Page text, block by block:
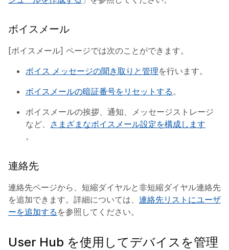
ボイスメール
[ボイスメール] ページでは次のことができます。
ボイス メッセージの聞き取りと管理を行います。
ボイスメールの暗証番号をリセットする。
ボイスメールの挨拶、通知、メッセージストレージ
など、 さまざまなボイスメール設定を構成します
。
連絡先
連絡先ページから、短縮ダイヤルと非短縮ダイヤル連絡先
を追加できます。詳細については、 連絡先リストにユーザ
ーを追加する を参照してください。
User Hub を使用してデバイスを管理